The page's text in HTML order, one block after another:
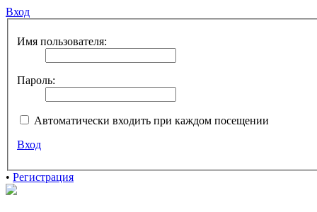
Вход
Имя пользователя:
Пароль:
Автоматически входить при каждом посещении
Вход
• Регистрация